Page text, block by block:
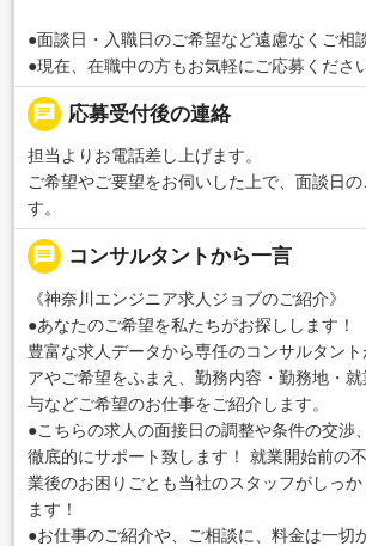
●面談日・入職日のご希望など遠慮なくご相
●現在、在職中の方もお気軽にご応募くださ
chat 応募受付後の連絡
担当よりお電話差し上げます。
ご希望やご要望をお伺いした上で、面談日
す。
message コンサルタントから一言
《神奈川エンジニア求人ジョブのご紹介》
●あなたのご希望を私たちがお探しします！
豊富な求人データから専任のコンサルタン
アやご希望をふまえ、勤務内容・勤務地・
与などご希望のお仕事をご紹介します。
●こちらの求人の面接日の調整や条件の交渉
徹底的にサポート致します！ 就業開始前の
業後のお困りごとも当社のスタッフがしっ
ます！
●お仕事のご紹介や、ご相談に、料金は一切